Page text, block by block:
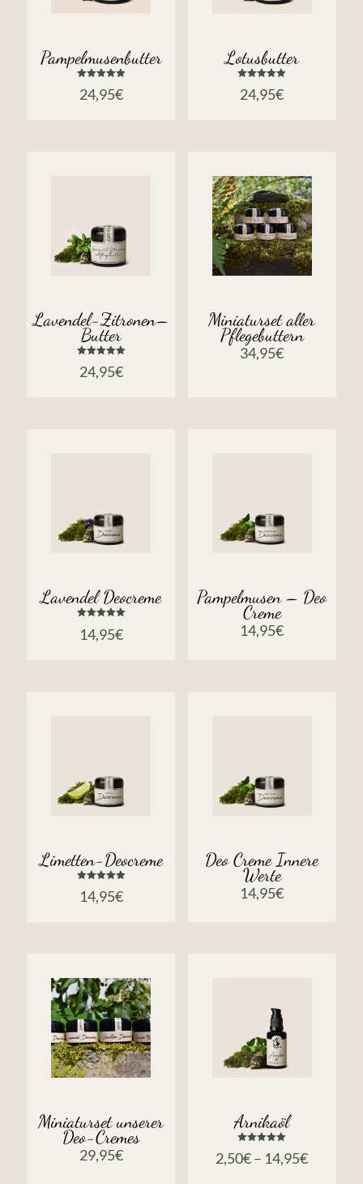
Pampelmusenbutter
mit
5.00
24,95€
Lotusbutter
mit
5.00
24,95€
Lavendel-Zitronen–
Butter
mit
5.00
24,95€
Miniaturset aller
Pflegebuttern
34,95€
Lavendel Deocreme
mit
5.00
14,95€
Pampelmusen – Deo
Creme
14,95€
Limetten-Deocreme
mit
5.00
14,95€
Deo Creme Innere
Werte
14,95€
Miniaturset unserer
Deo-Cremes
29,95€
Arnikaöl
mit
2,50€– 14,95€